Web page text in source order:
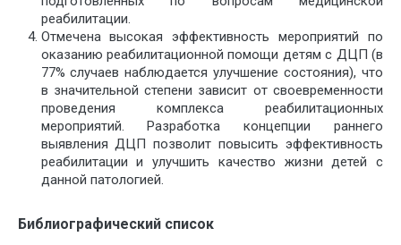
реабилитации.
Отмечена высокая эффективность мероприятий по
оказанию реабилитационной помощи детям с ДЦП (в
77% случаев наблюдается улучшение состояния), что
в значительной степени зависит от своевременности
проведения комплекса реабилитационных
мероприятий. Разработка концепции раннего
выявления ДЦП позволит повысить эффективность
реабилитации и улучшить качество жизни детей с
данной патологией.
Библиографический список